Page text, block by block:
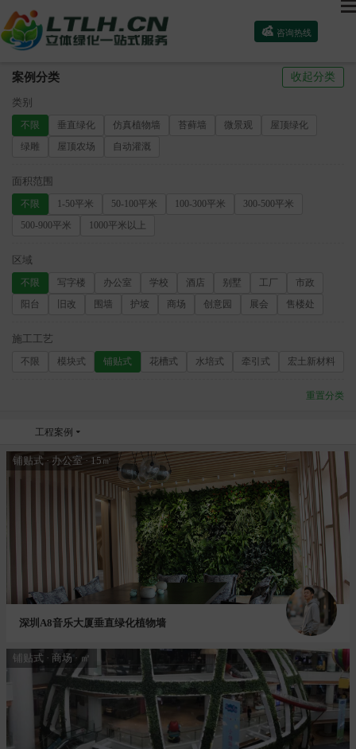
 咨询热线
案例分类 收起分类
类别
不限 垂直绿化 仿真植物墙 苔藓墙 微景观
屋顶绿化
绿雕
屋顶农场 自动灌溉
面积范围
不限 1-50平米 50-100平米 100-300平米
300-500平米
500-900平米
1000平米以上
区域
不限 写字楼 办公室 学校 酒店 别墅 工厂
市政
阳台
旧改 围墙 护坡 商场 创意园 展会 售楼处
施工工艺
不限 模块式 铺贴式 花槽式 水培式 牵引式 宏土新材料
重置分类
工程案例 
铺贴式 · 办公室 · 15㎡
深圳A8音乐大厦垂直绿化植物墙
铺贴式 · 商场 · ㎡